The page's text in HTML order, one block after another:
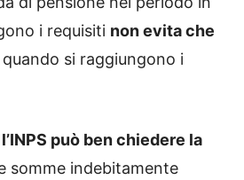
i requisiti non evita che
quando si raggiungono i
l’INPS può ben chiedere la
somme indebitamente